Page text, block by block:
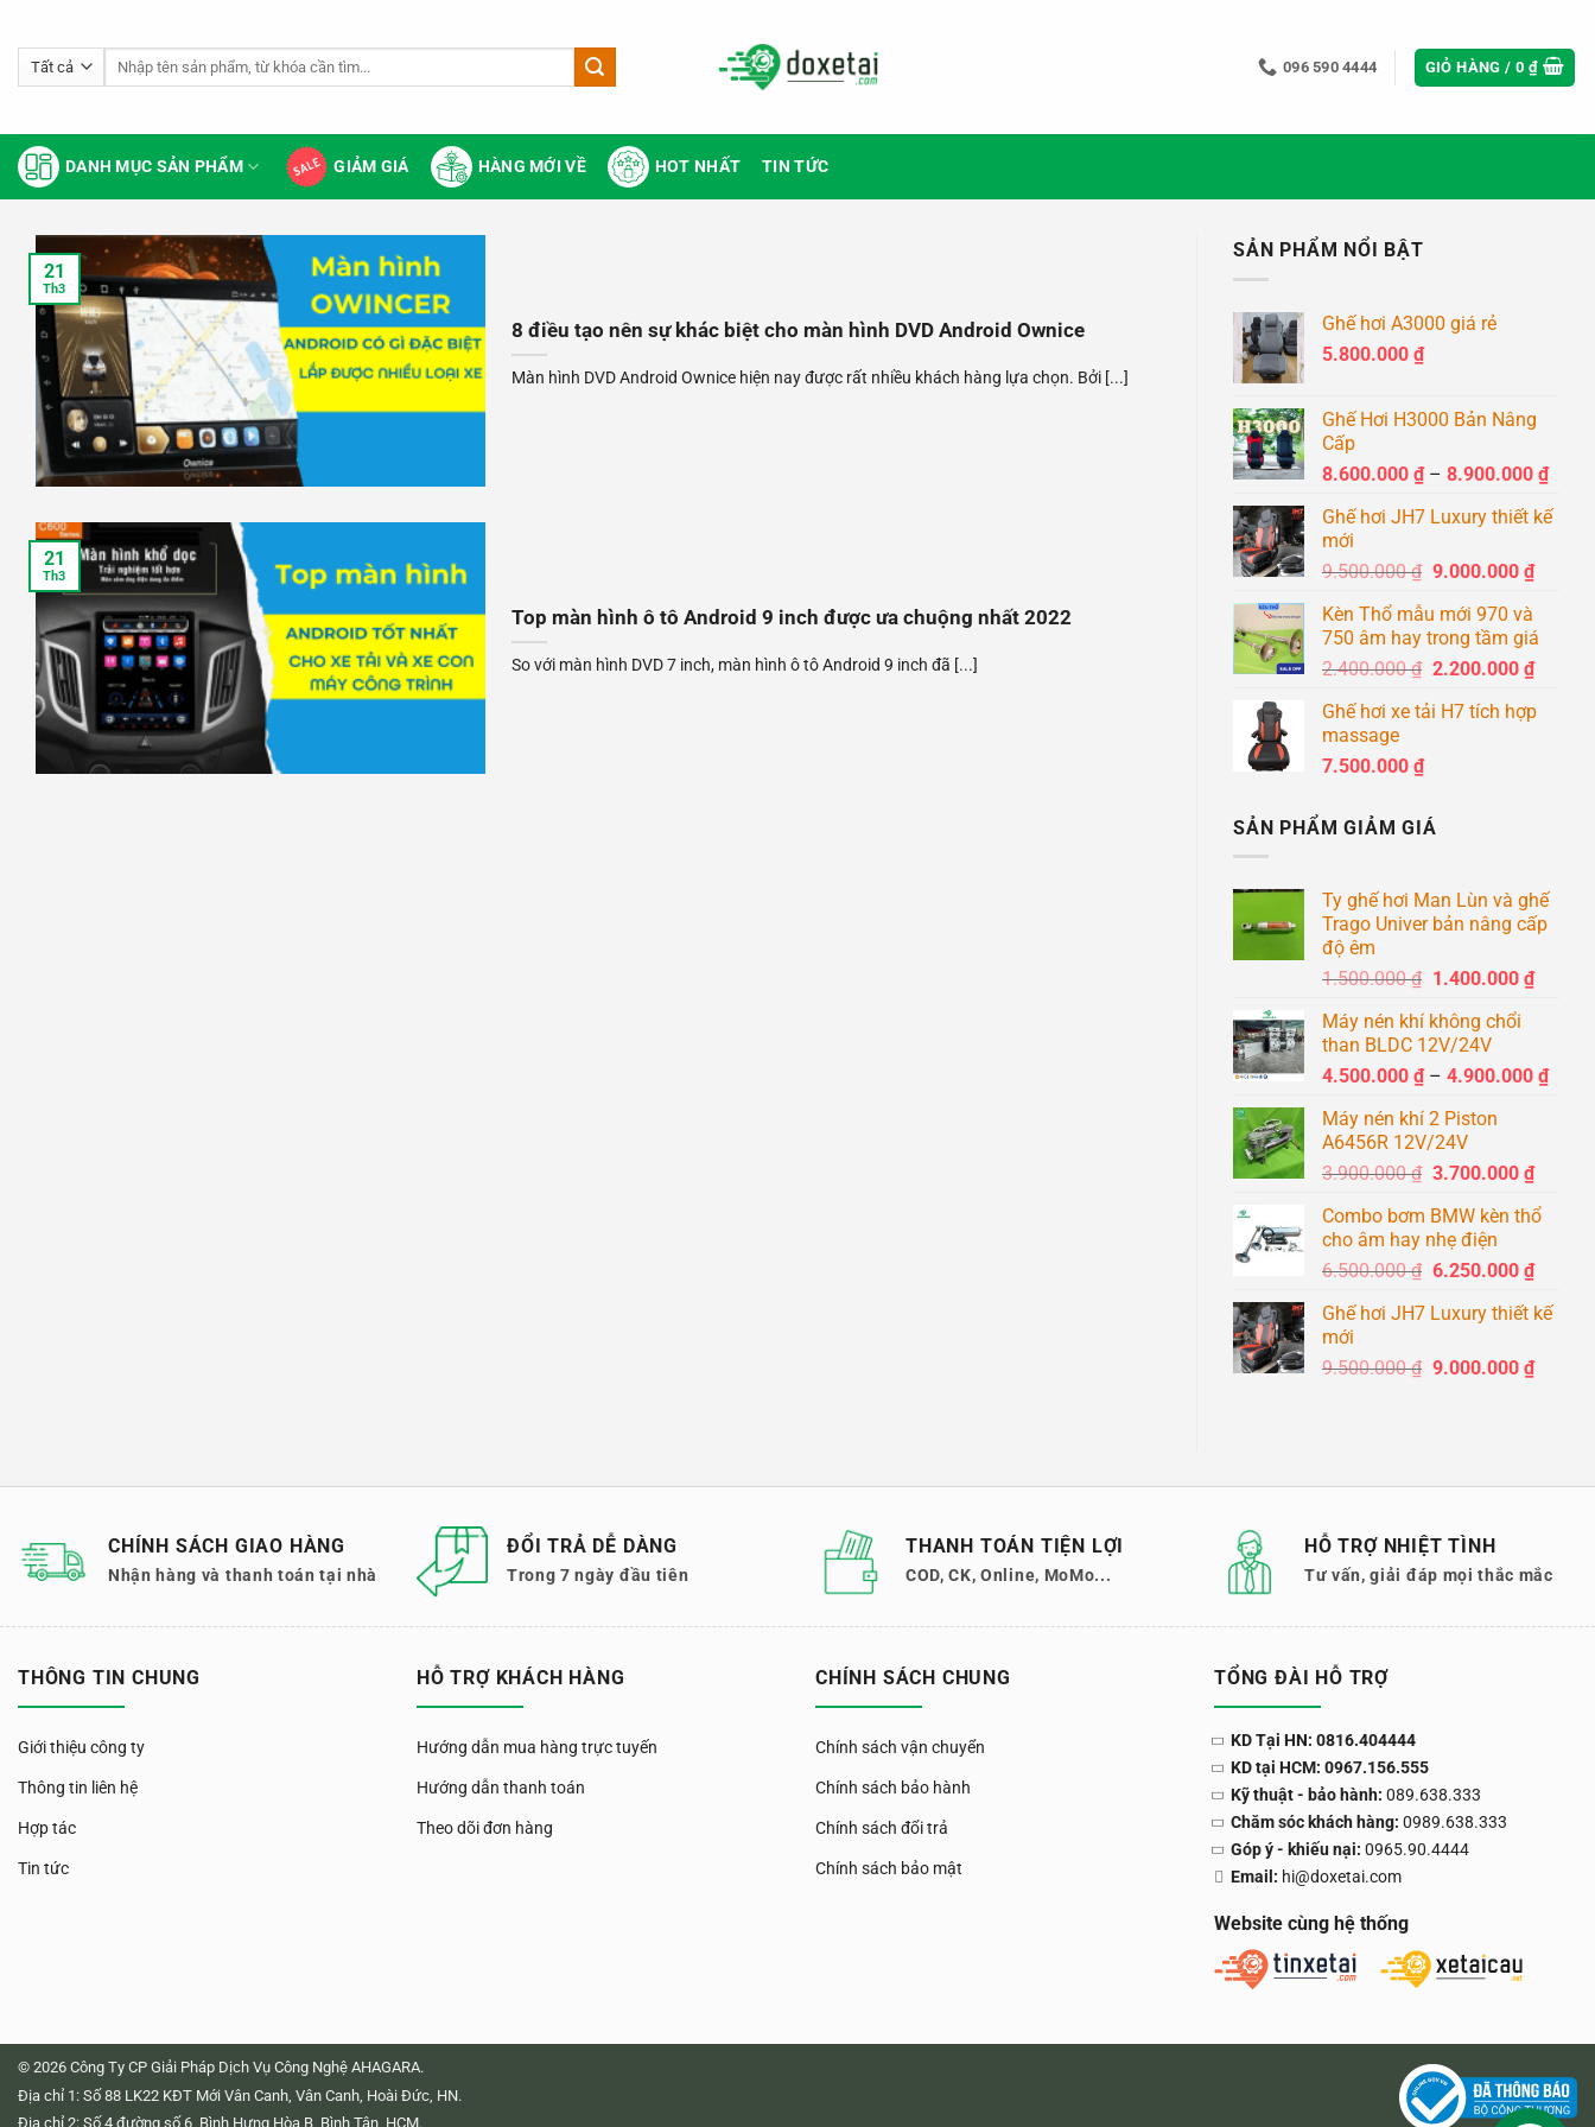
qua
096 590 4444 GIỎ HÀNG / 0 ₫
DANH MỤC SẢN PHẨM GIẢM GIÁ HÀNG MỚI VỀ HOT NHẤT TIN TỨC
8 điều tạo nên sự khác biệt cho màn hình DVD Android Ownice
Màn hình DVD Android Ownice hiện nay được rất nhiều khách hàng lựa chọn. Bởi [...]
21
Th3
Top màn hình ô tô Android 9 inch được ưa chuộng nhất 2022
So với màn hình DVD 7 inch, màn hình ô tô Android 9 inch đã [...]
21
Th3
SẢN PHẨM NỔI BẬT
Ghế hơi A3000 giá rẻ
5.800.000 ₫
Ghế Hơi H3000 Bản Nâng
Cấp
8.600.000 ₫ – 8.900.000 ₫
từ
Ghế hơi JH7 Luxury thiết kế
mới
9.500.000₫ Giá
là:
9.500.000 ₫.
9.000.000 ₫Giá
là:
Kèn Thổ mẫu mới 970 và
750 âm hay trong tầm giá
2.400.000₫ Giá
là:
2.200.000 ₫Giá
tại
Ghế hơi xe tải H7 tích hợp
massage
7.500.000 ₫
SẢN PHẨM GIẢM GIÁ
Ty ghế hơi Man Lùn và ghế
Trago Univer bản nâng cấp
độ êm
1.500.000₫ Giá
là:
1.500.000 ₫.
1.400.000 ₫Giá
Máy nén khí không chổi
than BLDC 12V/24V
4.500.000 ₫ – 4.900.000 ₫
Máy nén khí 2 Piston
A6456R 12V/24V
3.900.000₫ Giá
là:
3.900.000 ₫.
3.700.000 ₫Giá
tại
Combo bơm BMW kèn thổ
cho âm hay nhẹ điện
6.500.000₫ Giá
là:
6.250.000 ₫Giá
tại
Ghế hơi JH7 Luxury thiết kế
mới
9.500.000₫ Giá
9.000.000 ₫Giá
CHÍNH SÁCH GIAO HÀNG
Nhận hàng và thanh toán tại nhà
ĐỔI TRẢ DỄ DÀNG
Trong 7 ngày đầu tiên
THANH TOÁN TIỆN LỢI
COD, CK, Online, MoMo...
HỖ TRỢ NHIỆT TÌNH
Tư vấn, giải đáp mọi thắc mắc
THÔNG TIN CHUNG
Giới thiệu công ty
Thông tin liên hệ
Hợp tác
Tin tức
HỖ TRỢ KHÁCH HÀNG
Hướng dẫn mua hàng trực tuyến
Hướng dẫn thanh toán
Theo dõi đơn hàng
CHÍNH SÁCH CHUNG
Chính sách vận chuyển
Chính sách bảo hành
Chính sách đổi trả
Chính sách bảo mật
TỔNG ĐÀI HỖ TRỢ
KD Tại HN: 0816.404444
KD tại HCM: 0967.156.555
Kỹ thuật - bảo hành: 089.638.333
Chăm sóc khách hàng: 0989.638.333
Góp ý - khiếu nại: 0965.90.4444
Email: hi@doxetai.com
Website cùng hệ thống
© 2026 Công Ty CP Giải Pháp Dịch Vụ Công Nghệ AHAGARA.
Địa chỉ 1: Số 88 LK22 KĐT Mới Vân Canh, Vân Canh, Hoài Đức, HN.
Địa chỉ 2: Số 4 đường số 6, Bình Hưng Hòa B, Bình Tân, HCM.